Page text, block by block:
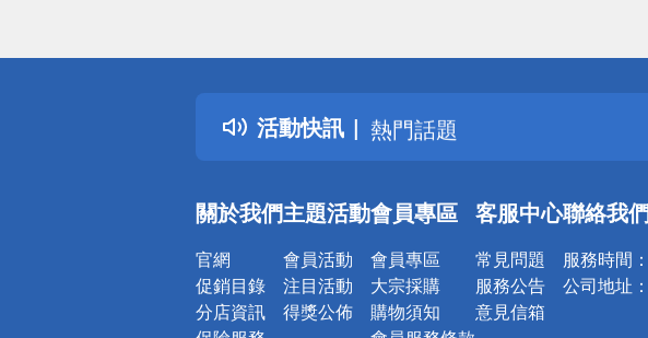
活動快訊
詐騙網頁！請小心！
得獎公告
熱門話題
銀行優惠
詐騙網頁！請小心！
關於我們
官網
促銷目錄
分店資訊
主題活動
會員活動
注目活動
得獎公佈
會員專區
會員專區
大宗採購
購物須知
客服中心
常見問題
服務公告
意見信箱
聯絡我
服務時間：
公司地址：